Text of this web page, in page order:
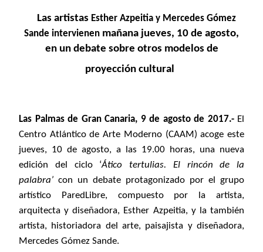
Las artistas Esther Azpeitia y Mercedes Gómez
Sande intervienen mañana jueves, 10 de agosto,
en un debate sobre otros modelos de
proyección cultural
Las Palmas de Gran Canaria, 9 de agosto de 2017.-El
Centro Atlántico de Arte Moderno (CAAM) acoge este
jueves, 10 de agosto, a las 19.00 horas, una nueva
edición del ciclo ‘Ático tertulias. El rincón de la
palabra’ con un debate protagonizado por el grupo
artístico ParedLibre, compuesto por la artista,
arquitecta y diseñadora, Esther Azpeitia, y la también
artista, historiadora del arte, paisajista y diseñadora,
Mercedes Gómez Sande.